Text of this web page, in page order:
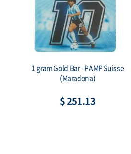
2 oz Silver Gichuk Stele 999 Antique
Bar (기축명 아미타불 비상)
$ 195.34